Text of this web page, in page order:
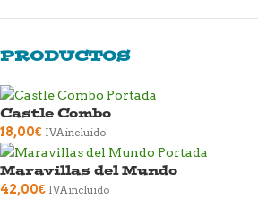
PRODUCTOS
Castle Combo
18,00€ IVA incluido
Maravillas del Mundo
42,00€ IVA incluido